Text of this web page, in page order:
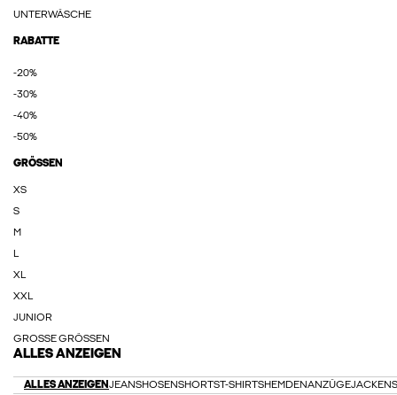
UNTERWÄSCHE
RABATTE
-20%
-30%
-40%
-50%
GRÖSSEN
XS
S
M
L
XL
XXL
JUNIOR
GROSSE GRÖSSEN
ALLES ANZEIGEN
ALLES ANZEIGEN JEANSHOSENSHORTST-SHIRTSHEMDENANZÜGEJACKEN